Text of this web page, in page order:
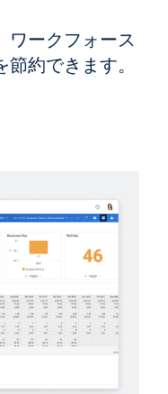
ワークフォース
約できます。